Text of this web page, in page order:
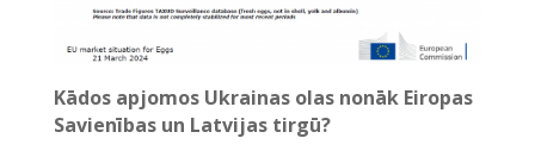
Kādos apjomos Ukrainas olas nonāk Eiropas
Savienības un Latvijas tirgū?